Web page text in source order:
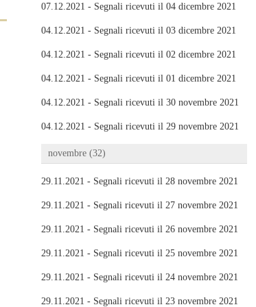
07.12.2021 - Segnali ricevuti il 04 dicembre 2021
04.12.2021 - Segnali ricevuti il 03 dicembre 2021
04.12.2021 - Segnali ricevuti il 02 dicembre 2021
04.12.2021 - Segnali ricevuti il 01 dicembre 2021
04.12.2021 - Segnali ricevuti il 30 novembre 2021
04.12.2021 - Segnali ricevuti il 29 novembre 2021
novembre (32)
29.11.2021 - Segnali ricevuti il 28 novembre 2021
29.11.2021 - Segnali ricevuti il 27 novembre 2021
29.11.2021 - Segnali ricevuti il 26 novembre 2021
29.11.2021 - Segnali ricevuti il 25 novembre 2021
29.11.2021 - Segnali ricevuti il 24 novembre 2021
29.11.2021 - Segnali ricevuti il 23 novembre 2021